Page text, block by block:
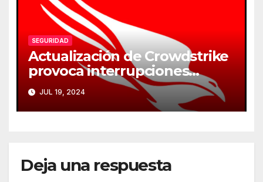
SEGURIDAD
Actualización de Crowdstrike
provoca interrupciones
masivas en servicios críticos
JUL 19, 2024
Deja una respuesta